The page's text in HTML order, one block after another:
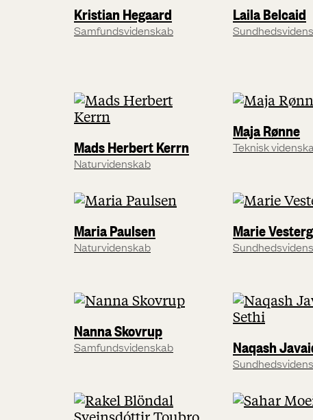
Kristian Hegaard
Samfundsvidenskab
Laila Belcaid
Mads Herbert Kerrn
Naturvidenskab
Maja Rønne
Teknisk
Maria Paulsen
Naturvidenskab
Marie
Nanna Skovrup
Samfundsvidenskab Naqash